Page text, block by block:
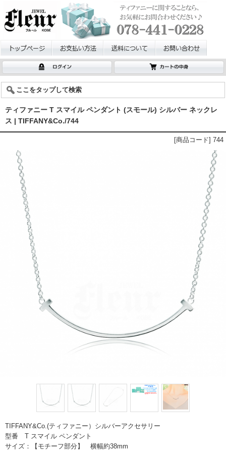
ここをタップして検索
ティファニー T スマイル ペンダント (スモール) シルバー ネックレ
ス | TIFFANY&Co./744
[商品コード] 744
TIFFANY&Co.(ティファニー）シルバーアクセサリー
型番 T スマイル ペンダント
サイズ：【モチーフ部分】 横幅約38mm